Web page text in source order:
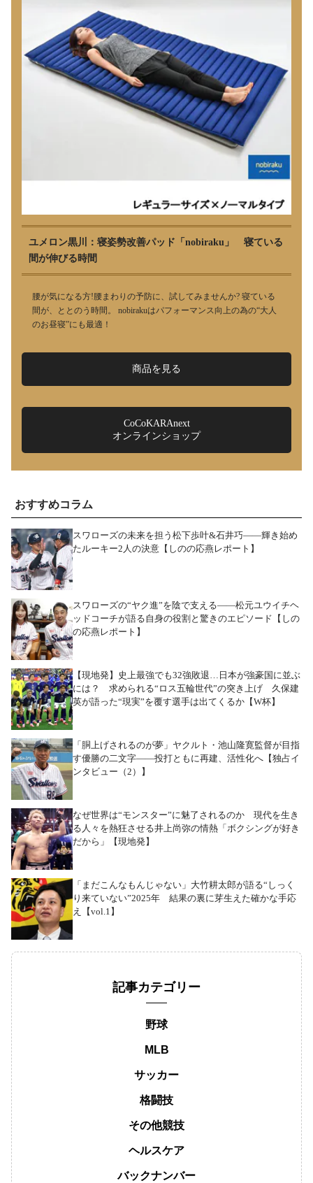
ユメロン黒川：寝姿勢改善パッド「nobiraku」 寝ている
間が伸びる時間
腰が気になる方!腰まわりの予防に、試してみませんか? 寝ている
間が、ととのう時間。 nobirakuはパフォーマンス向上の為の“大人
のお昼寝”にも最適！
商品を見る
CoCoKARAnext
オンラインショップ
おすすめコラム
スワローズの未来を担う松下歩叶&石井巧――輝き始め
たルーキー2人の決意【しのの応燕レポート】
スワローズの“ヤク進”を陰で支える――松元ユウイチヘ
ッドコーチが語る自身の役割と驚きのエピソード【しの
の応燕レポート】
【現地発】史上最強でも32強敗退…日本が強豪国に並ぶ
には？ 求められる“ロス五輪世代”の突き上げ 久保建
英が語った“現実”を覆す選手は出てくるか【W杯】
「胴上げされるのが夢」ヤクルト・池山隆寛監督が目指
す優勝の二文字――投打ともに再建、活性化へ【独占イ
ンタビュー（2）】
なぜ世界は“モンスター”に魅了されるのか 現代を生き
る人々を熱狂させる井上尚弥の情熱「ボクシングが好き
だから」【現地発】
「まだこんなもんじゃない」大竹耕太郎が語る“しっく
り来ていない”2025年 結果の裏に芽生えた確かな手応
え【vol.1】
記事カテゴリー
野球
MLB
サッカー
格闘技
その他競技
ヘルスケア
バックナンバー